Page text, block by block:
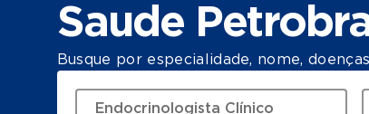
Saude
Busque por especialidade, nome,